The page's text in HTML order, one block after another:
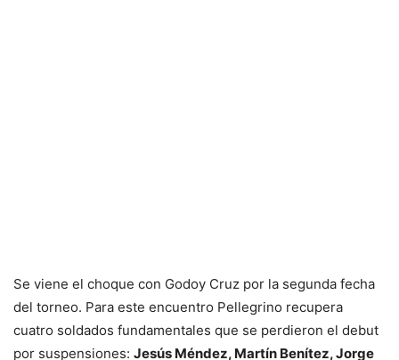
Se viene el choque con Godoy Cruz por la segunda fecha
del torneo. Para este encuentro Pellegrino recupera
cuatro soldados fundamentales que se perdieron el debut
por suspensiones: Jesús Méndez, Martín Benítez, Jorge